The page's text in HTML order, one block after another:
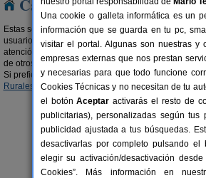
Estas son las casa recomendadas en turismo rural
usuarios. Por su ubicación, por sus servicios, por
atención del propietario,... Si eres de los que
de otros viajeros, estos son losalojamientos
Si prefieres aprovechar grandes descuentos, visita
Rurales con ofertas.
Una cookie o galleta informática es un
información que se guarda en tu pc,
visitar el portal. Algunas son nuestras y
empresas externas que nos prestan
y necesarias para que todo funcione
Cookies Técnicas y no necesitan de tu
el botónAceptar activarás el resto de
publicitarias), personalizadas según tus
publicidad ajustada a tus búsquedas.
desactivarlas por completo pulsando el
elegir su activación/desactivación desde
Cookies”. Más información en